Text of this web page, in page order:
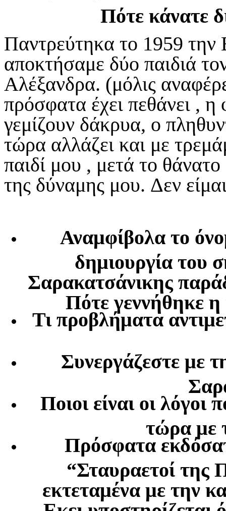
Πότε κάνατε
Παντρεύτηκα το 1959 την
αποκτήσαμε δύο παιδιά
Αλέξανδρα. (μόλις
πρόσφατα έχει πεθάνει ,
γεμίζουν δάκρυα, ο
τώρα αλλάζει και με
παιδί μου , μετά το
της δύναμης μου. Δεν
Αναμφίβολα το
δημιουργία του
Σαρακατσάνικης
Πότε γεννήθηκε η
Τι προβλήματα
Συνεργάζεστε με
Ποιοι είναι οι λόγοι
τώρα με
Πρόσφατα
“Σταυραετοί της
εκτεταμένα με την
Εκει υποστηρίζεται